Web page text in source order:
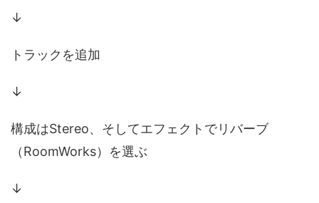
↓
トラックを追加
↓
構成はStereo、そしてエフェクトでリバーブ
（RoomWorks）を選ぶ
↓